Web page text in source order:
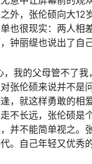
外，张伦硕向大
也很现实：两人相
钟丽缇也说出了自
，我的父母管不了
张伦硕来说并不是
，就这样勇敢的
不长远，张伦硕是
并不能简单视之。
。自己年轻又优秀